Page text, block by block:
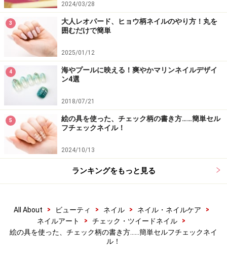
ネイル施術協力
ネイルスクール「黒崎えり子ネイルビューティカレッ
ジ」
新宿校（03-3352-0233）、名古屋校（052-587-2131）
ネイルサロン 「
OMOTESANDO（03-3409-5577）
【関連記事】
チェックネイルのやり方は？セルフでできるチェック柄
クリアをミックス！透け感チェックネイルのやり方
大人流ギンガムチェックネイルのやり方……子どもっぽく
ならない！
ストーンで簡単！ ドットネイルのやり方・作り方
2024/03/28
3
大人レオパード、ヒョウ柄ネイルのやり方！丸を
囲むだけで簡単
2025/01/12
4
海やプールに映える！爽やかマリンネイルデザイ
ン4選
2018/07/21
5
絵の具を使った、チェック柄の書き方……簡単セル
フチェックネイル！
2024/10/13
ランキングをもっと見る
All About > ビューティ > ネイル > ネイル・ネイルケア
>
ネイルアート
> チェック・ツイードネイル
>
絵の具を使った、チェック柄の書き方……簡単セルフチェックネイ
ル！